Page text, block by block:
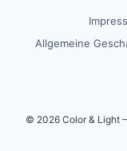
Allgemeine
© 2026 Color & Light